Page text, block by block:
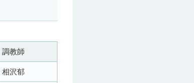
調教師
相沢郁